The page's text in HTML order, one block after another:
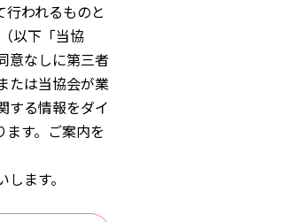
われるものと
以下「当協
意なしに第三者
たは当協会が業
する情報をダイ
す。ご案内を
ます。